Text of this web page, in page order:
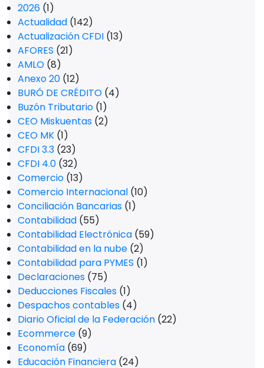
2026 (1)
Actualidad (142)
Actualización CFDI (13)
AFORES (21)
AMLO (8)
Anexo 20 (12)
BURÓ DE CRÉDITO (4)
Buzón Tributario (1)
CEO Miskuentas (2)
CEO MK (1)
CFDI 3.3 (23)
CFDI 4.0 (32)
Comercio (13)
Comercio Internacional (10)
Conciliación Bancarias (1)
Contabilidad (55)
Contabilidad Electrónica (59)
Contabilidad en la nube (2)
Contabilidad para PYMES (1)
Declaraciones (75)
Deducciones Fiscales (1)
Despachos contables (4)
Diario Oficial de la Federación (22)
Ecommerce (9)
Economía (69)
Educación Financiera (24)